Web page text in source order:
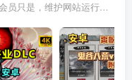
B站up，免费分享资源，会员只是，维护网站运行，会员权利为可以支持本地下载，更多内容，敬请期待！